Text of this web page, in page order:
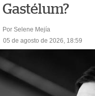
Gastélum?
Por Selene Mejía
05 de agosto de 2026, 18:59